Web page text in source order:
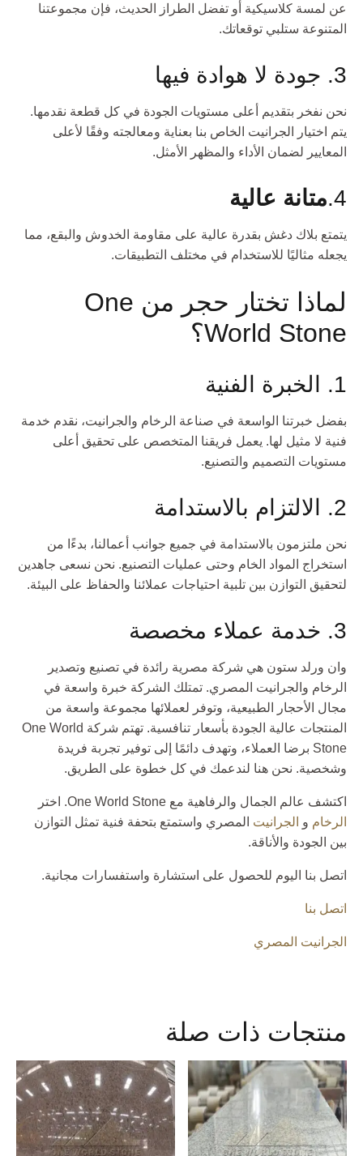
عن لمسة كلاسيكية أو تفضل الطراز الحديث، فإن مجموعتنا
المتنوعة ستلبي توقعاتك.
3. جودة لا هوادة فيها
نحن نفخر بتقديم أعلى مستويات الجودة في كل قطعة نقدمها.
يتم اختيار الجرانيت الخاص بنا بعناية ومعالجته وفقًا لأعلى
المعايير لضمان الأداء والمظهر الأمثل.
4. متانة عالية
يتمتع بلاك دغش بقدرة عالية على مقاومة الخدوش والبقع، مما
يجعله مثاليًا للاستخدام في مختلف التطبيقات.
لماذا تختار حجر من One
World Stone؟
1. الخبرة الفنية
بفضل خبرتنا الواسعة في صناعة الرخام والجرانيت، نقدم خدمة
فنية لا مثيل لها. يعمل فريقنا المتخصص على تحقيق أعلى
مستويات التصميم والتصنيع.
2. الالتزام بالاستدامة
نحن ملتزمون بالاستدامة في جميع جوانب أعمالنا، بدءًا من
استخراج المواد الخام وحتى عمليات التصنيع. نحن نسعى جاهدين
لتحقيق التوازن بين تلبية احتياجات عملائنا والحفاظ على البيئة.
3. خدمة عملاء مخصصة
وان ورلد ستون هي شركة مصرية رائدة في تصنيع وتصدير
الرخام والجرانيت المصري. تمتلك الشركة خبرة واسعة في
مجال الأحجار الطبيعية، وتوفر لعملائها مجموعة واسعة من
المنتجات عالية الجودة بأسعار تنافسية. تهتم شركة One World
Stone برضا العملاء، وتهدف دائمًا إلى توفير تجربة فريدة
وشخصية. نحن هنا لندعمك في كل خطوة على الطريق.
اكتشف عالم الجمال والرفاهية مع One World Stone. اختر
الرخام و الجرانيت المصري واستمتع بتحفة فنية تمثل التوازن
بين الجودة والأناقة.
اتصل بنا اليوم للحصول على استشارة واستفسارات مجانية.
اتصل بنا
الجرانيت المصري
منتجات ذات صلة